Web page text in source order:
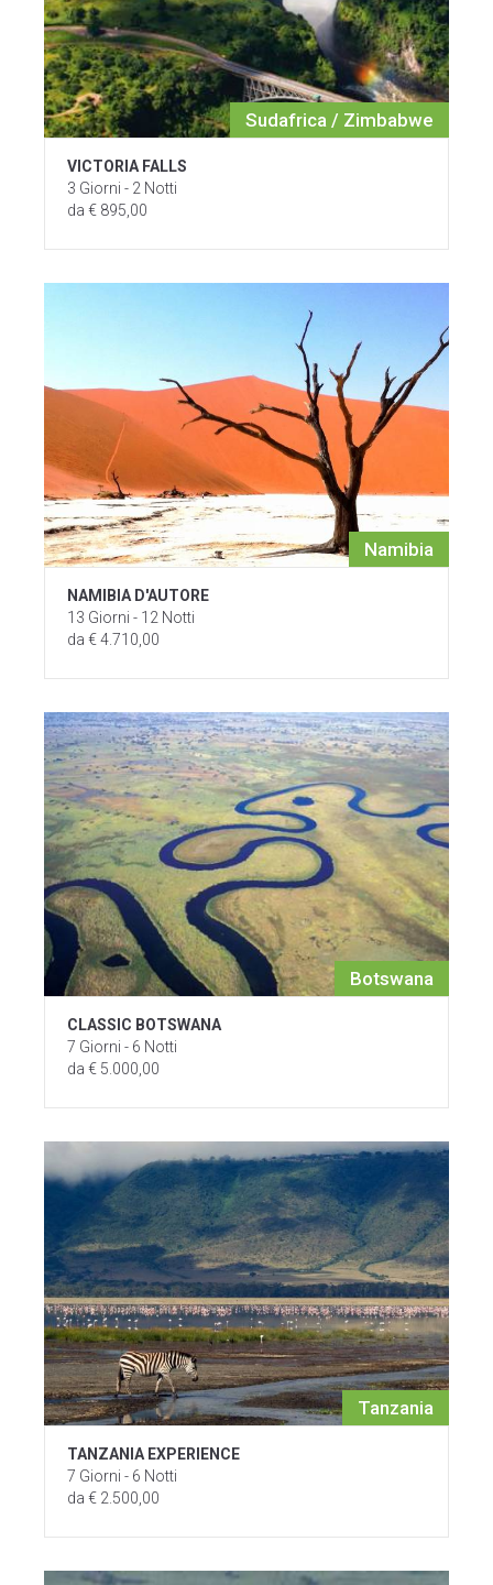
Sudafrica / Zimbabwe
VICTORIA FALLS
3 Giorni - 2 Notti
da € 895,00
Namibia
NAMIBIA D'AUTORE
13 Giorni - 12 Notti
da € 4.710,00
Botswana
CLASSIC BOTSWANA
7 Giorni - 6 Notti
da € 5.000,00
Tanzania
TANZANIA EXPERIENCE
7 Giorni - 6 Notti
da € 2.500,00